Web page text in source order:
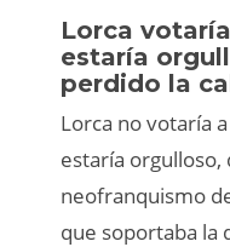
Lorca
estaría
perdido la
Lorca no votaría
estaría orgulloso,
neofranquismo
que soportaba la